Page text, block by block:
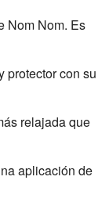
Nom Nom. Es
protector con su
relajada que
aplicación de